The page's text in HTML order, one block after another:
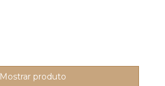
Mostrar produto